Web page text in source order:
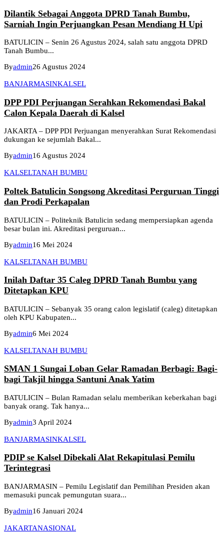
Dilantik Sebagai Anggota DPRD Tanah Bumbu,
Sarniah Ingin Perjuangkan Pesan Mendiang H Upi
BATULICIN – Senin 26 Agustus 2024, salah satu anggota DPRD
Tanah Bumbu...
Byadmin26 Agustus 2024
BANJARMASINKALSEL
DPP PDI Perjuangan Serahkan Rekomendasi Bakal
Calon Kepala Daerah di Kalsel
JAKARTA – DPP PDI Perjuangan menyerahkan Surat Rekomendasi
dukungan ke sejumlah Bakal...
Byadmin16 Agustus 2024
KALSELTANAH BUMBU
Poltek Batulicin Songsong Akreditasi Perguruan Tinggi
dan Prodi Perkapalan
BATULICIN – Politeknik Batulicin sedang mempersiapkan agenda
besar bulan ini. Akreditasi perguruan...
Byadmin16 Mei 2024
KALSELTANAH BUMBU
Inilah Daftar 35 Caleg DPRD Tanah Bumbu yang
Ditetapkan KPU
BATULICIN – Sebanyak 35 orang calon legislatif (caleg) ditetapkan
oleh KPU Kabupaten...
Byadmin6 Mei 2024
KALSELTANAH BUMBU
SMAN 1 Sungai Loban Gelar Ramadan Berbagi: Bagi-
bagi Takjil hingga Santuni Anak Yatim
BATULICIN – Bulan Ramadan selalu memberikan keberkahan bagi
banyak orang. Tak hanya...
Byadmin3 April 2024
BANJARMASINKALSEL
PDIP se Kalsel Dibekali Alat Rekapitulasi Pemilu
Terintegrasi
BANJARMASIN – Pemilu Legislatif dan Pemilihan Presiden akan
memasuki puncak pemungutan suara...
Byadmin16 Januari 2024
JAKARTANASIONAL